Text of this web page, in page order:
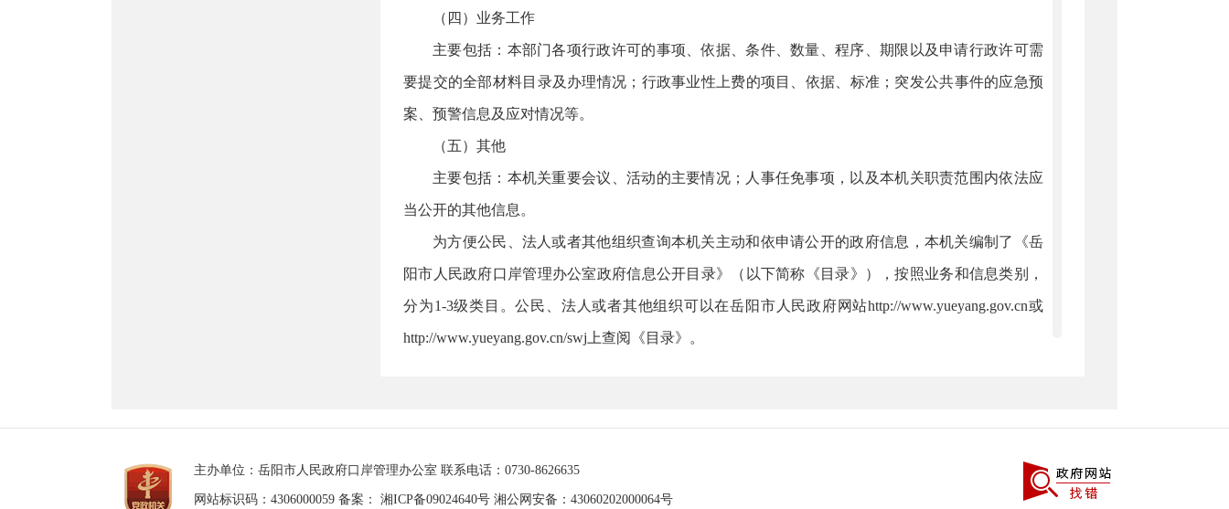
（四）业务工作
主要包括：本部门各项行政许可的事项、依据、条件、数量、程序、期限以及申请行政许可需
要提交的全部材料目录及办理情况；行政事业性上费的项目、依据、标准；突发公共事件的应急预
案、预警信息及应对情况等。
（五）其他
主要包括：本机关重要会议、活动的主要情况；人事任免事项，以及本机关职责范围内依法应
当公开的其他信息。
为方便公民、法人或者其他组织查询本机关主动和依申请公开的政府信息，本机关编制了《岳
阳市人民政府口岸管理办公室政府信息公开目录》（以下简称《目录》），按照业务和信息类别，
分为1-3级类目。公民、法人或者其他组织可以在岳阳市人民政府网站http://www.yueyang.gov.cn或
http://www.yueyang.gov.cn/swj上查阅《目录》。
市政府口岸办主动公开的政府信息内容，详见《岳阳市教育体育局政府信息公开目录》。
■公开形式
市政府口岸办政府信息公开主要采取政府网站网上公开的形式，市政府口岸办网上信息公开网
主办单位：岳阳市人民政府口岸管理办公室 联系电话：0730-8626635
网站标识码：4306000059 备案： 湘ICP备09024640号 湘公网安备：43060202000064号